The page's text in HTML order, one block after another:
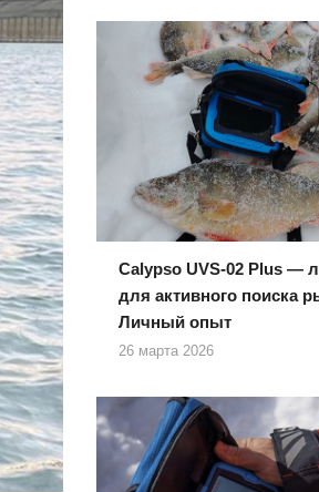
Calypso UVS-02 Plus —
для активного поиска
Личный опыт
26 марта 2026